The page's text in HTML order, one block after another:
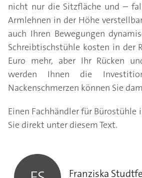
nicht nur die Sitzfläche und –
Armlehnen in der Höhe
auch Ihren Bewegungen
Schreibtischstühle kosten in der
Euro mehr, aber Ihr Rücken
werden Ihnen die
Nackenschmerzen können Sie
Einen Fachhändler für Bürostühle
Sie direkt unter diesem Text.
Franziska